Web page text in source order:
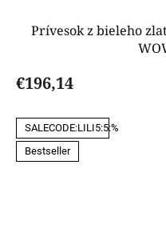
Prívesok z bieleho
€196,14
SALECODE:LILI5:5:%
Bestseller